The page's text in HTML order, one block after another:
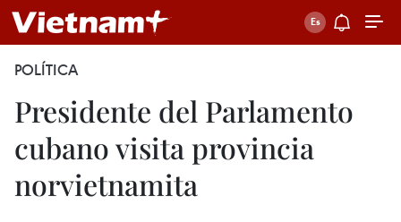
POLÍTICA
Presidente del Parlamento
cubano visita provincia
norvietnamita